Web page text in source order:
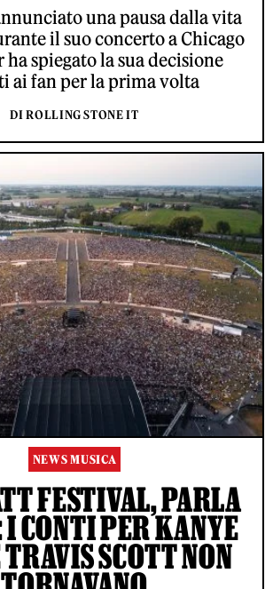
una pausa dalla vita
il suo concerto a Chicago
ha spiegato la sua decisione
ai fan per la prima volta
DI ROLLING STONE IT
NEWS MUSICA
FESTIVAL, PARLA
CONTI PER KANYE
TRAVIS SCOTT NON